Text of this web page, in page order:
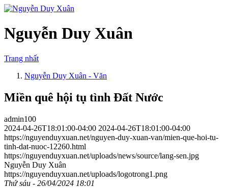
Nguyễn Duy Xuân
Trang nhất
Nguyễn Duy Xuân - Văn
Miền quê hội tụ tình Đất Nước
admin100
2024-04-26T18:01:00-04:00 2024-04-26T18:01:00-04:00
https://nguyenduyxuan.net/nguyen-duy-xuan-van/mien-que-hoi-tu-
tinh-dat-nuoc-12260.html
https://nguyenduyxuan.net/uploads/news/source/lang-sen.jpg
Nguyễn Duy Xuân
https://nguyenduyxuan.net/uploads/logotrong1.png
Thứ sáu - 26/04/2024 18:01